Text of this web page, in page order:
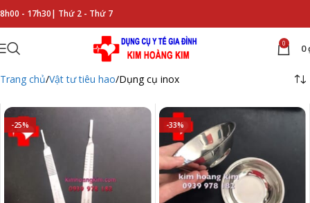
8h00 - 17h30| Thứ 2 - Thứ 7
0 0
Trang chủ Vật tư tiêu hao Dụng cụ inox
-25% -33%